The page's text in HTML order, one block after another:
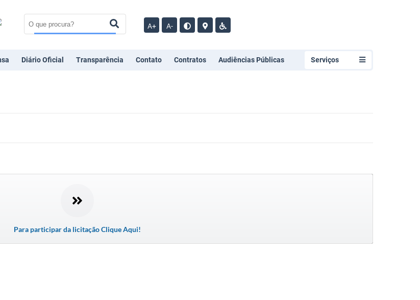
A+ A-
Diário Oficial Transparência Contato Contratos Audiências Públicas Serviços
Para participar da licitação Clique Aqui!